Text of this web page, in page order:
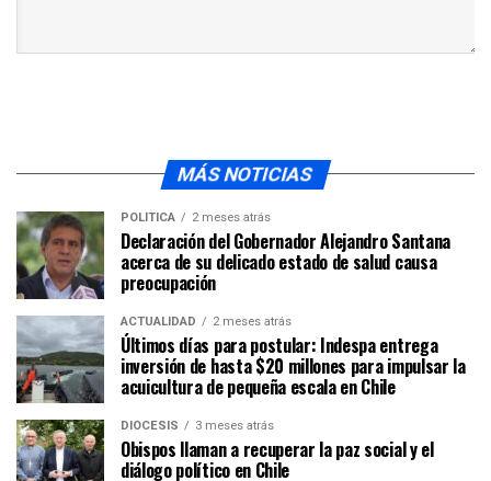
MÁS NOTICIAS
POLÍTICA 2 meses atrás
Declaración del Gobernador Alejandro Santana
acerca de su delicado estado de salud causa
preocupación
ACTUALIDAD 2 meses atrás
Últimos días para postular: Indespa entrega
inversión de hasta $20 millones para impulsar la
acuicultura de pequeña escala en Chile
DIÓCESIS 3 meses atrás
Obispos llaman a recuperar la paz social y el
diálogo político en Chile